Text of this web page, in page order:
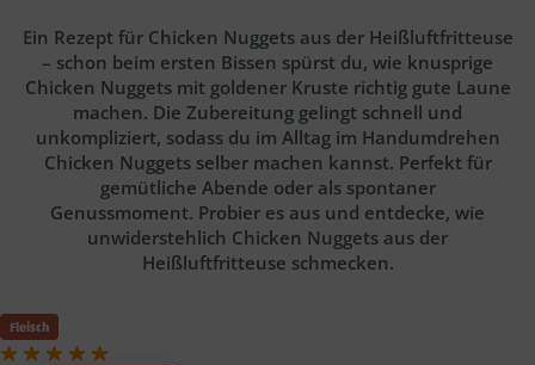
Ein Rezept für Chicken Nuggets aus der Heißluftfritteuse
– schon beim ersten Bissen spürst du, wie knusprige
Chicken Nuggets mit goldener Kruste richtig gute Laune
machen. Die Zubereitung gelingt schnell und
unkompliziert, sodass du im Alltag im Handumdrehen
Chicken Nuggets selber machen kannst. Perfekt für
gemütliche Abende oder als spontaner
Genussmoment. Probier es aus und entdecke, wie
unwiderstehlich Chicken Nuggets aus der
Heißluftfritteuse schmecken.
Fleisch